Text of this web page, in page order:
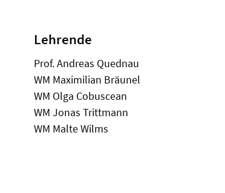
Lehrende
Prof. Andreas Quednau
WM Maximilian Bräunel
WM Olga Cobuscean
WM Jonas Trittmann
WM Malte Wilms